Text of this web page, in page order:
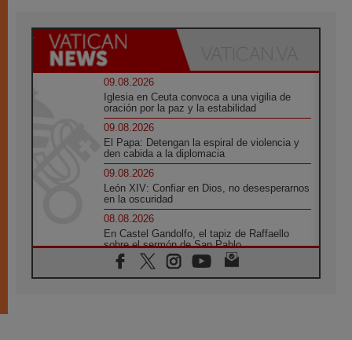
09.08.2026
Iglesia en Ceuta convoca a una vigilia de
oración por la paz y la estabilidad
09.08.2026
El Papa: Detengan la espiral de violencia y
den cabida a la diplomacia
09.08.2026
León XIV: Confiar en Dios, no desesperarnos
en la oscuridad
08.08.2026
En Castel Gandolfo, el tapiz de Raffaello
sobre el sermón de San Pablo
08.08.2026
En Colombia, «la paz no se compra con una